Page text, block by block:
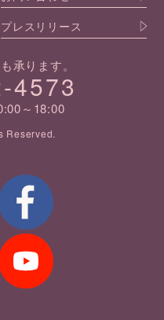
プレスリリース
承ります。
4573
～18:00
Reserved.